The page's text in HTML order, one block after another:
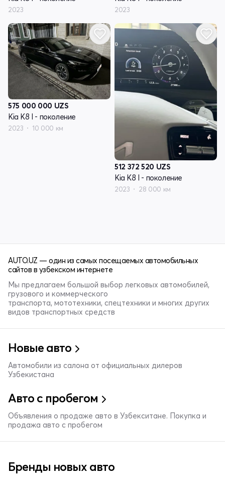
2023 2023
575 000 000 UZS
Kia K8 I - поколение
2023 10 000 км
512 372 520 UZS
Kia K8 I - поколение
2023 28 000 км
AUTO.UZ — один из самых посещаемых автомобильных
сайтов в узбекском интернете
Мы предлагаем большой выбор легковых автомобилей,
грузового и коммерческого
транспорта, мототехники, спецтехники и многих других
видов транспортных средств
Новые авто
Автомобили из салона от официальных дилеров
Узбекистана
Авто с пробегом
Объявления о продаже авто в Узбекситане. Покупка и
продажа авто с пробегом
Бренды новых авто